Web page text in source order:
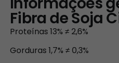
Fibra de Soja
Proteínas 13% ≠ 2,6%
Gorduras 1,7% ≠ 0,3%